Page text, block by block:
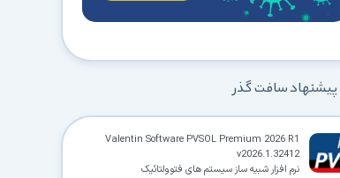
پیشنهاد سافت گذر
Valentin Software PVSOL Premium 2026 R1
v2026.1.32412
نرم افزار شبیه ساز سیستم های فتوولتائیک